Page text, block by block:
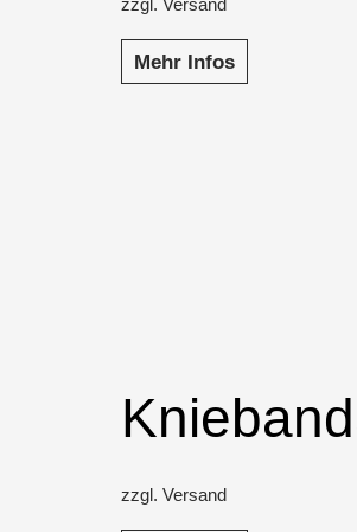
zzgl. Versand
Mehr Infos
zzgl. Versand